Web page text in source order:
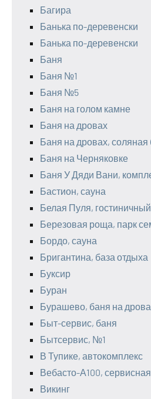
Багира
Банька по-деревенски
Банька по-деревенски
Баня
Баня №1
Баня №5
Баня на голом камне
Баня на дровах
Баня на дровах, соляная
Баня на Черняковке
Баня У Дяди Вани,
Бастион, сауна
Белая Пуля,
Березовая роща, парк
Бордо, сауна
Бригантина, база отдыха
Буксир
Буран
Бурашево, баня на
Быт-сервис, баня
Бытсервис, №1
В Тупике, автокомплекс
Вебасто-А100,
Викинг